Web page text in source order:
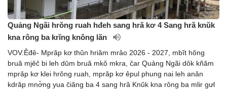
Quảng Ngãi hrŏng ruah hđeh sang hră kơ 4 Sang hră knŭk
kna rông ba krĭng knông lăn
VOV.Êđê- Mprăp kơ thŭn hriăm mrâo 2026 - 2027, mbĭt hŏng
bruă mjêč bi leh dŭm bruă mkŏ mkra, čar Quảng Ngãi dôk kñăm
mprăp kơ klei hrŏng ruah, mprăp kơ êpul phung nai leh anăn
kdrăp mnơ̆ng yua čiăng ba 4 sang hră Knŭk kna rông ba mlir gưl